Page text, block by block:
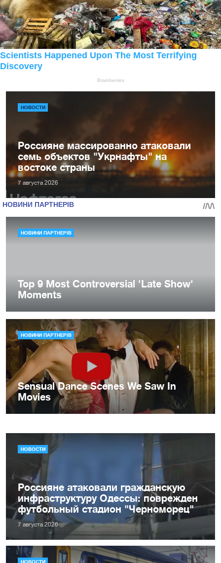
НОВОСТИ
Россияне массированно атаковали
семь объектов "Укрнафты" на
востоке страны
7 августа 2026
НОВОСТИ
Россияне атаковали гражданскую
инфраструктуру Одессы: поврежден
футбольный стадион "Черноморец"
7 августа 2026
НОВОСТИ